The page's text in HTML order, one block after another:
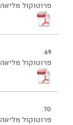
פרוטוקול מליאה 14/24 מיום 10.9.24
69.
פרוטוקול מליאה 14/24 מיום 10.9.24 נגיש
70.
פרוטוקול מליאה 13/24 מיום 6.8.24